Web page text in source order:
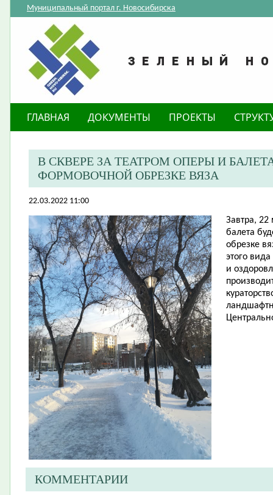
Муниципальный портал г. Новосибирска
ГЛАВНАЯ ДОКУМЕНТЫ ПРОЕКТЫ
В СКВЕРЕ ЗА ТЕАТРОМ ОПЕРЫ И
ФОРМОВОЧНОЙ ОБРЕЗКЕ ВЯЗА
22.03.2022 11:00
Завтра, 22
балета
обрезке
этого
и
КОММЕНТАРИИ